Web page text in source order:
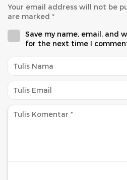
Your email address will not be
are marked *
Save my name, email, and
for the next time I